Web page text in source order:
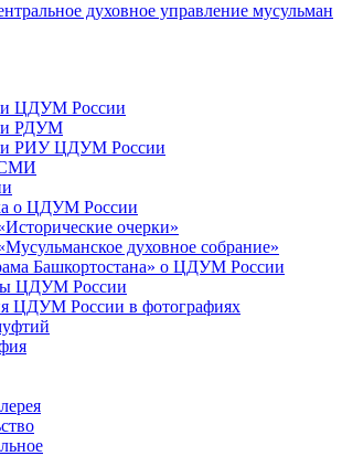
духовное управление мусульман
ЦДУМ России
РДУМ
РИУ ЦДУМ России
о ЦДУМ России
очерки»
духовное собрание»
Башкортостана» о ЦДУМ России
ЦДУМ России
ЦДУМ России в фотографиях